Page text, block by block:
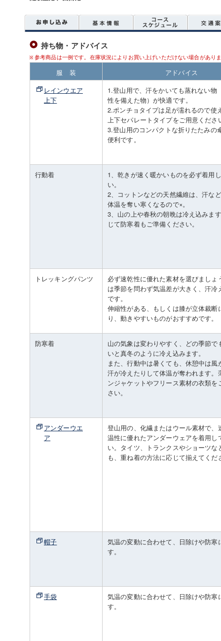
持ち物・アドバイス
参考商品は一例です。在庫状況によりお買い上げいただけない場合があり
服 装
アドバイス
レインウエア
上下
1.登山用で、汗をかいても蒸れない物
性を備えた物）が快適です。
2.ポンチョタイプは足が濡れるので使
上下セパレートタイプをご用意くださ
3.登山用のコンパクトな折りたたみの
便利です。
行動着
1、乾きが速く暖かいものを必ず着用
い。
2、コットンなどの天然繊維は、汗な
体温を奪い寒くなるので×。
3、山の上や春秋の朝晩は冷え込みま
じて防寒着もご準備ください。
トレッキングパンツ
必ず速乾性に優れた素材を選びましょ
は季節を問わず気温差が大きく、汗冷
です。
伸縮性がある、もしくは膝が立体裁断
り、動きやすいものがおすすめです。
防寒着
山の気象は変わりやすく、どの季節で
いと真冬のように冷え込みます。
また、行動中は暑くても、休憩中は風
汗が冷えたりして体温が奪われます。
ンジャケットやフリース素材の衣類を
さい。
アンダーウエ
ア
登山用の、化繊またはウール素材で、
温性に優れたアンダーウェアを着用し
い。タイツ、トランクスやショーツな
も、重ね着の方法に応じて揃えてくだ
帽子
気温の変動に合わせて、日除けや防寒
す。
手袋
気温の変動に合わせて、日除けや防寒
す。